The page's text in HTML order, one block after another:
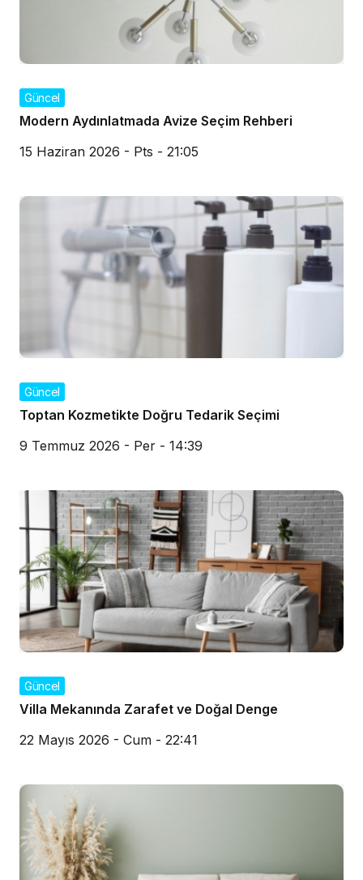
Güncel
Modern Aydınlatmada Avize Seçim Rehberi
15 Haziran 2026 - Pts - 21:05
Güncel
Toptan Kozmetikte Doğru Tedarik Seçimi
9 Temmuz 2026 - Per - 14:39
Güncel
Villa Mekanında Zarafet ve Doğal Denge
22 Mayıs 2026 - Cum - 22:41